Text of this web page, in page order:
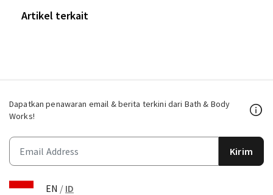
Artikel terkait
Dapatkan penawaran email & berita terkini dari Bath & Body
Works!
Kirim
EN / ID